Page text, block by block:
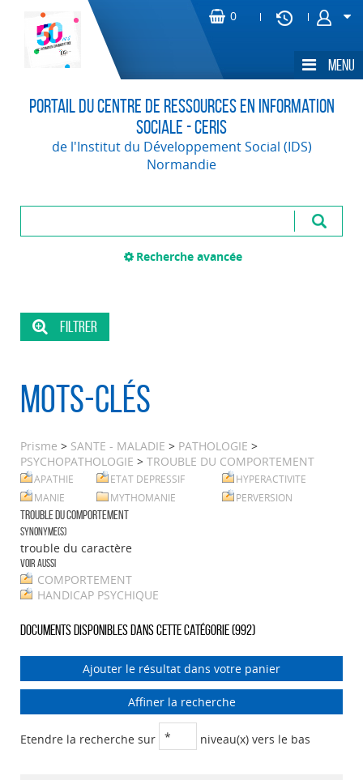
Portail du Centre de Ressources en Information
Sociale - CERIS
de l'Institut du Développement Social (IDS)
Normandie
Recherche avancée
Mots-clés
Prisme > SANTE - MALADIE > PATHOLOGIE >
PSYCHOPATHOLOGIE > TROUBLE DU COMPORTEMENT
APATHIE ETAT DEPRESSIF
HYPERACTIVITE
MANIE
MYTHOMANIE
PERVERSION
TROUBLE DU COMPORTEMENT
Synonyme(s)
trouble du caractère
Voir aussi
COMPORTEMENT
HANDICAP PSYCHIQUE
Documents disponibles dans cette catégorie (992)
Ajouter le résultat dans votre panier
Affiner la recherche
Etendre la recherche sur niveau(x) vers le bas